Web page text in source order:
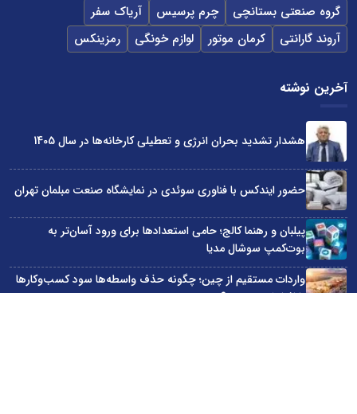
گروه صنعتی بستانچی
چرم پرسیس
آریاک سفر
آروند گارانتی
کرمان موتور لوازم خونگی رمزینکس
آخرین نوشته
هشدار تشدید بحران انرژی و تعطیلی کارخانه‌ها در سال 1405
حضور ایندکس با فناوری سوئدی در نمایشگاه صنعت مبلمان تهران
پیلبان و رهنما کالج؛ حامی استعدادها برای ورود آسان‌تر به
بوت‌کمپ سوشال مدیا
واردات مستقیم از چین؛ چگونه حذف واسطه‌ها سود کسب‌وکارها
را افزایش می‌دهد؟